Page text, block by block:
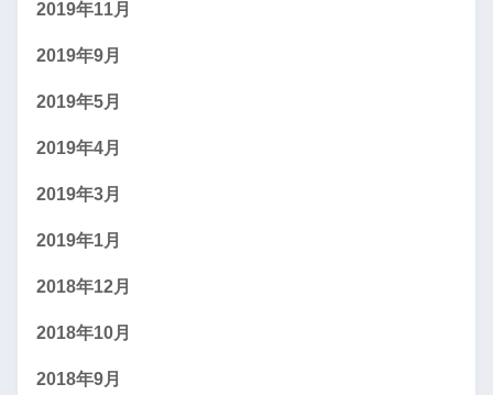
2019年11月
2019年9月
2019年5月
2019年4月
2019年3月
2019年1月
2018年12月
2018年10月
2018年9月